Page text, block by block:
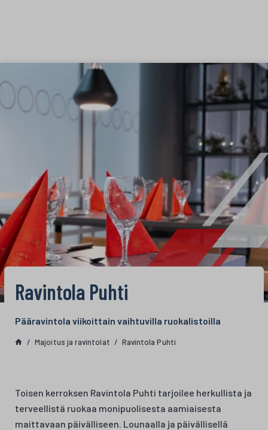
Ravintola Puhti
Pääravintola viikoittain vaihtuvilla ruokalistoilla
Majoitus ja ravintolat Ravintola Puhti
Toisen kerroksen Ravintola Puhti tarjoilee herkullista ja
terveellistä ruokaa monipuolisesta aamiaisesta
maittavaan päivälliseen. Lounaalla ja päivällisellä